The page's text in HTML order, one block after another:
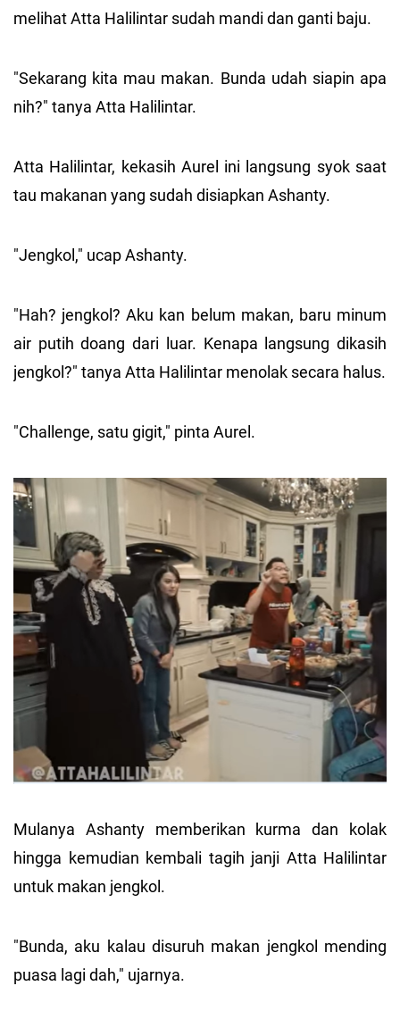
melihat Atta Halilintar sudah mandi dan ganti baju.
"Sekarang kita mau makan. Bunda udah siapin apa
nih?" tanya Atta Halilintar.
Atta Halilintar, kekasih Aurel ini langsung syok saat
tau makanan yang sudah disiapkan Ashanty.
"Jengkol," ucap Ashanty.
"Hah? jengkol? Aku kan belum makan, baru minum
air putih doang dari luar. Kenapa langsung dikasih
jengkol?" tanya Atta Halilintar menolak secara halus.
"Challenge, satu gigit," pinta Aurel.
Mulanya Ashanty memberikan kurma dan kolak
hingga kemudian kembali tagih janji Atta Halilintar
untuk makan jengkol.
"Bunda, aku kalau disuruh makan jengkol mending
puasa lagi dah," ujarnya.